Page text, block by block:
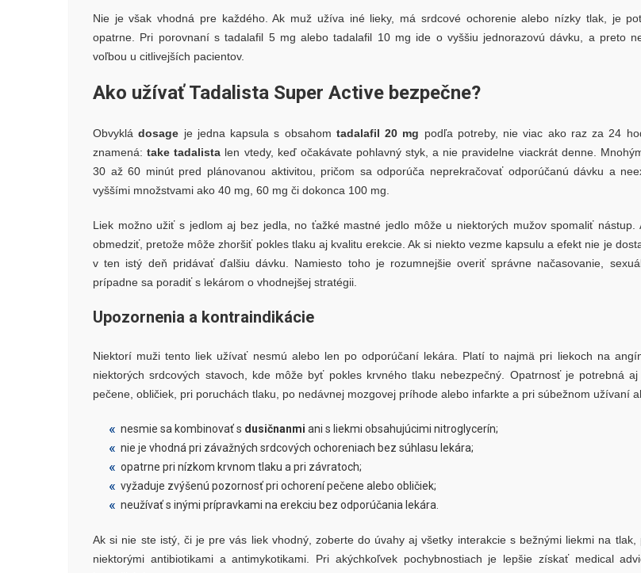
Nie je však vhodná pre každého. Ak muž užíva iné lieky, má srdcové ochorenie alebo nízky tlak, je
opatrne. Pri porovnaní s tadalafil 5 mg alebo tadalafil 10 mg ide o vyššiu jednorazovú dávku, a preto
voľbou u citlivejších pacientov.
Ako užívať Tadalista Super Active bezpečne?
Obvykládosage je jedna kapsula s obsahom tadalafil 20 mg podľa potreby, nie viac ako raz za 24
znamená:take tadalista len vtedy, keď očakávate pohlavný styk, a nie pravidelne viackrát denne.
30 až 60 minút pred plánovanou aktivitou, pričom sa odporúča neprekračovať odporúčanú dávku a
vyššími množstvami ako 40 mg, 60 mg či dokonca 100 mg.
Liek možno užiť s jedlom aj bez jedla, no ťažké mastné jedlo môže u niektorých mužov spomaliť nástup.
obmedziť, pretože môže zhoršiť pokles tlaku aj kvalitu erekcie. Ak si niekto vezme kapsulu a efekt nie je
v ten istý deň pridávať ďalšiu dávku. Namiesto toho je rozumnejšie overiť správne načasovanie,
prípadne sa poradiť s lekárom o vhodnejšej stratégii.
Upozornenia a kontraindikácie
Niektorí muži tento liek užívať nesmú alebo len po odporúčaní lekára. Platí to najmä pri liekoch na
niektorých srdcových stavoch, kde môže byť pokles krvného tlaku nebezpečný. Opatrnosť je potrebná
pečene, obličiek, pri poruchách tlaku, po nedávnej mozgovej príhode alebo infarkte a pri súbežnom užívaní
nesmie sa kombinovať s dusičnanmi ani s liekmi obsahujúcimi nitroglycerín;
nie je vhodná pri závažných srdcových ochoreniach bez súhlasu lekára;
opatrne pri nízkom krvnom tlaku a pri závratoch;
vyžaduje zvýšenú pozornosť pri ochorení pečene alebo obličiek;
neužívať s inými prípravkami na erekciu bez odporúčania lekára.
Ak si nie ste istý, či je pre vás liek vhodný, zoberte do úvahy aj všetky interakcie s bežnými liekmi na tlak,
niektorými antibiotikami a antimykotikami. Pri akýchkoľvek pochybnostiach je lepšie získať medical